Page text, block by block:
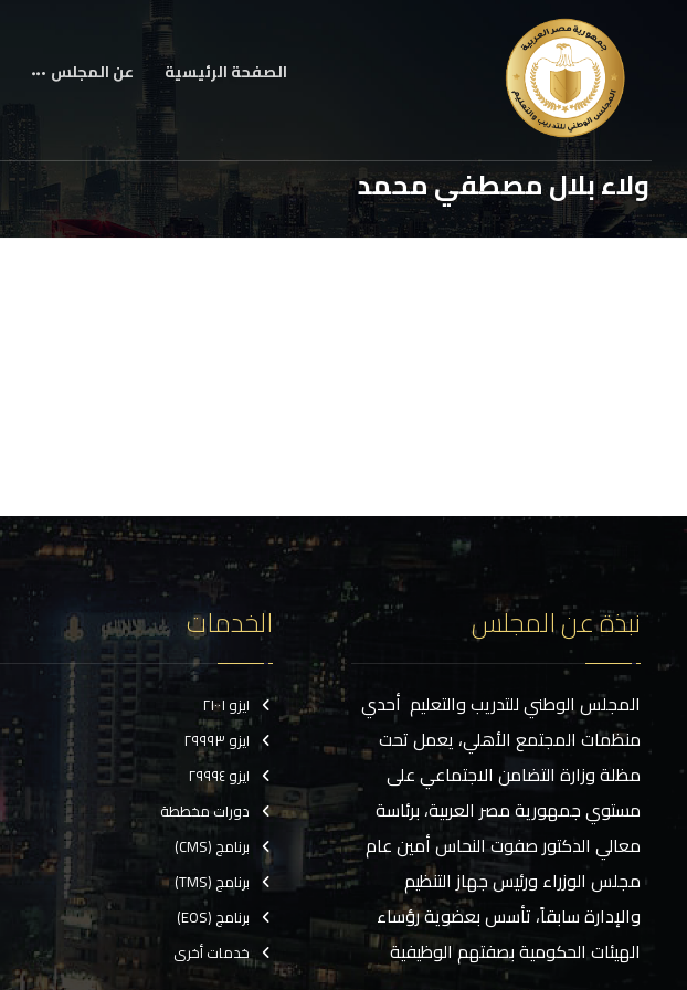
الصفحة الرئيسية عن المجلس
ولاء بلال مصطفي محمد
نبذة عن المجلس
المجلس الوطني للتدريب والتعليم أحدي
منظمات المجتمع الأهلي، يعمل تحت
مظلة وزارة التضامن الاجتماعي على
مستوي جمهورية مصر العربية، برئاسة
معالي الدكتور صفوت النحاس أمين عام
مجلس الوزراء ورئيس جهاز التنظيم
والإدارة سابقاً، تأسس بعضوية رؤساء
الهيئات الحكومية بصفتهم الوظيفية
الخدمات
ايزو ٢١٠٠١
ايزو ٢٩٩٩٣
ايزو ٢٩٩٩٤
دورات مخططة
برنامج (CMS)
برنامج (TMS)
برنامج (EOS)
خدمات أخرى